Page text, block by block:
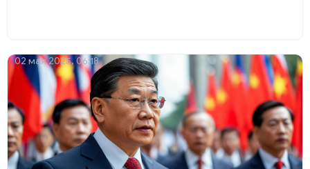
02 мая 2025, 06:18